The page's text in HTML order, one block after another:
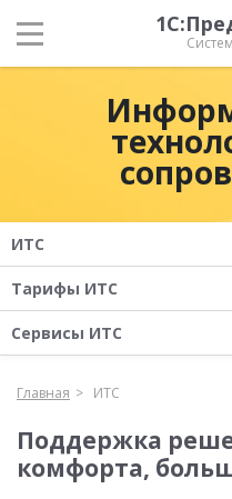
ИТС
Тарифы ИТС
Сервисы ИТС
Главная ИТС
Поддержка
комфорта,